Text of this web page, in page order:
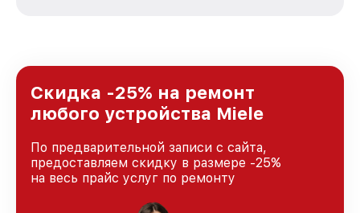
Краснодаре, постоянно повышая уровень
доверия и лояльности наших клиентов.
Скидка -25% на ремонт
любого устройства Miele
По предварительной записи с сайта,
предоставляем скидку в размере -25%
на весь прайс услуг по ремонту